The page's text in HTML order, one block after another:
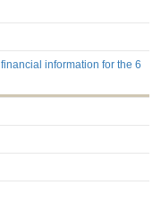
information for the 6